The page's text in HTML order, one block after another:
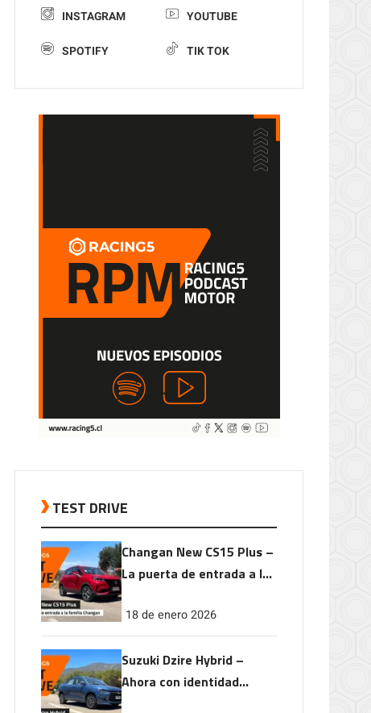
INSTAGRAM YOUTUBE
SPOTIFY TIK TOK
TEST DRIVE
Changan New CS15 Plus –
La puerta de entrada a la
18 de enero 2026
Suzuki Dzire Hybrid –
Ahora con identidad